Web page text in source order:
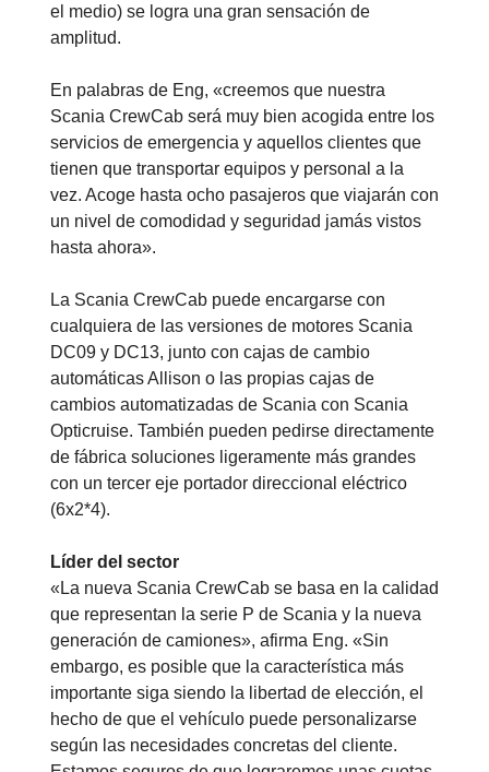
el medio) se logra una gran sensación de
amplitud.
En palabras de Eng, «creemos que nuestra
Scania CrewCab será muy bien acogida entre los
servicios de emergencia y aquellos clientes que
tienen que transportar equipos y personal a la
vez. Acoge hasta ocho pasajeros que viajarán con
un nivel de comodidad y seguridad jamás vistos
hasta ahora».
La Scania CrewCab puede encargarse con
cualquiera de las versiones de motores Scania
DC09 y DC13, junto con cajas de cambio
automáticas Allison o las propias cajas de
cambios automatizadas de Scania con Scania
Opticruise. También pueden pedirse directamente
de fábrica soluciones ligeramente más grandes
con un tercer eje portador direccional eléctrico
(6x2*4).
Líder del sector
«La nueva Scania CrewCab se basa en la calidad
que representan la serie P de Scania y la nueva
generación de camiones», afirma Eng. «Sin
embargo, es posible que la característica más
importante siga siendo la libertad de elección, el
hecho de que el vehículo puede personalizarse
según las necesidades concretas del cliente.